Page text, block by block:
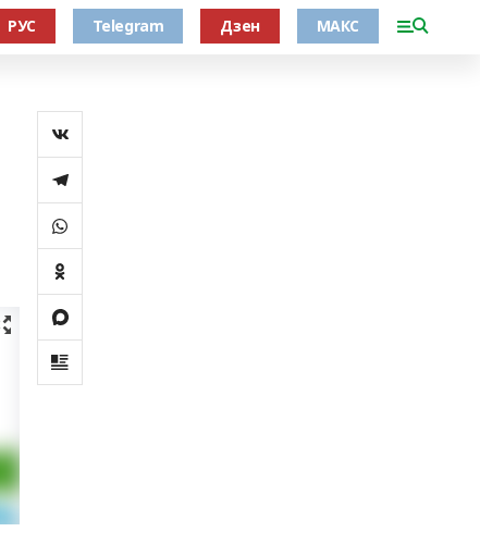
РУС Telegram Дзен МАКС